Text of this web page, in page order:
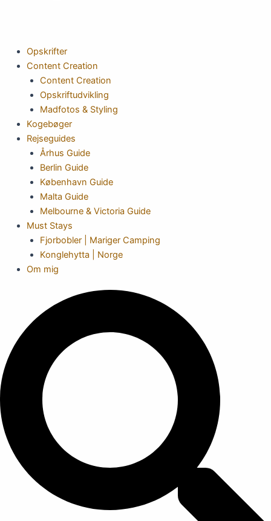
Opskrifter
Content Creation
Content Creation
Opskriftudvikling
Madfotos & Styling
Kogebøger
Rejseguides
Århus Guide
Berlin Guide
København Guide
Malta Guide
Melbourne & Victoria Guide
Must Stays
Fjorbobler | Mariger Camping
Konglehytta | Norge
Om mig